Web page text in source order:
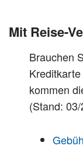
Mit Reise-
Brauchen
kommen
(Stand: